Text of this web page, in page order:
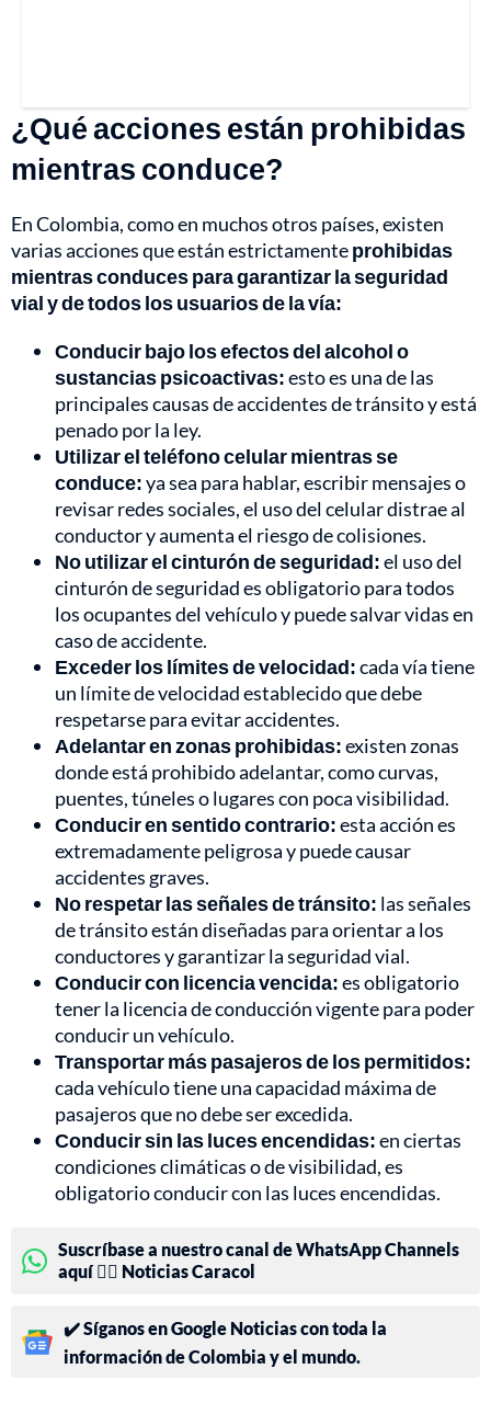
¿Qué acciones están prohibidas
mientras conduce?
En Colombia, como en muchos otros países, existen
varias acciones que están estrictamenteprohibidas
mientras conduces para garantizar la seguridad
vial y de todos los usuarios de la vía:
Conducir bajo los efectos del alcohol o
sustancias psicoactivas:esto es una de las
principales causas de accidentes de tránsito y está
penado por la ley.
Utilizar el teléfono celular mientras se
conduce:ya sea para hablar, escribir mensajes o
revisar redes sociales, el uso del celular distrae al
conductor y aumenta el riesgo de colisiones.
No utilizar el cinturón de seguridad:el uso del
cinturón de seguridad es obligatorio para todos
los ocupantes del vehículo y puede salvar vidas en
caso de accidente.
Exceder los límites de velocidad:cada vía tiene
un límite de velocidad establecido que debe
respetarse para evitar accidentes.
Adelantar en zonas prohibidas:existen zonas
donde está prohibido adelantar, como curvas,
puentes, túneles o lugares con poca visibilidad.
Conducir en sentido contrario:esta acción es
extremadamente peligrosa y puede causar
accidentes graves.
No respetar las señales de tránsito: las señales
de tránsito están diseñadas para orientar a los
conductores y garantizar la seguridad vial.
Conducir con licencia vencida:es obligatorio
tener la licencia de conducción vigente para poder
conducir un vehículo.
Transportar más pasajeros de los permitidos:
cada vehículo tiene una capacidad máxima de
pasajeros que no debe ser excedida.
Conducir sin las luces encendidas:en ciertas
condiciones climáticas o de visibilidad, es
obligatorio conducir con las luces encendidas.
Suscríbase a nuestro canal de WhatsApp Channels
aquí 👉🏻 Noticias Caracol
✔️ Síganos en Google Noticias con toda la
información de Colombia y el mundo.